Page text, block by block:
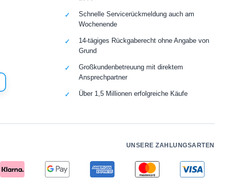
Schnelle Servicerückmeldung auch am
Wochenende
14-tägiges Rückgaberecht ohne Angabe von
Grund
Großkundenbetreuung mit direktem
Ansprechpartner
Über 1,5 Millionen erfolgreiche Käufe
UNSERE ZAHLUNGSARTEN